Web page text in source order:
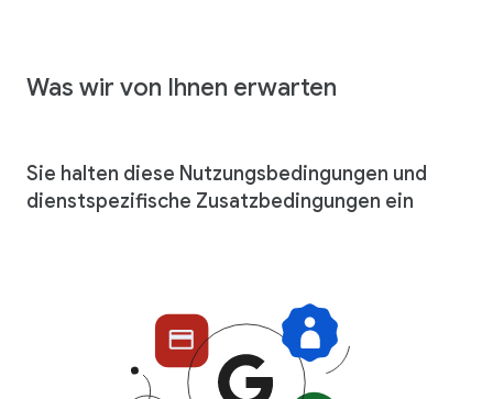
Was wir von Ihnen erwarten
Sie halten diese Nutzungsbedingungen und
dienstspezifische Zusatzbedingungen ein